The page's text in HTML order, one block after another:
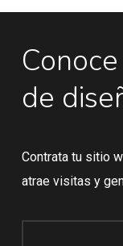
Conoce
de
Contrata tu sitio
atrae visitas y